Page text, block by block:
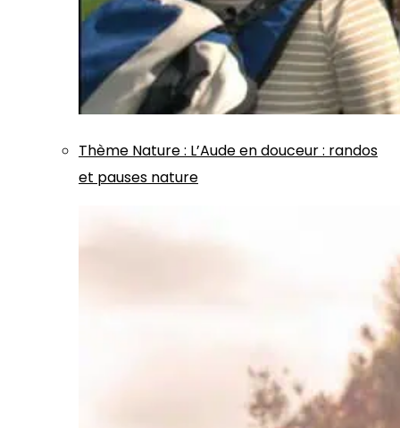
Thème Nature: L’Aude en douceur : randos
et pauses nature